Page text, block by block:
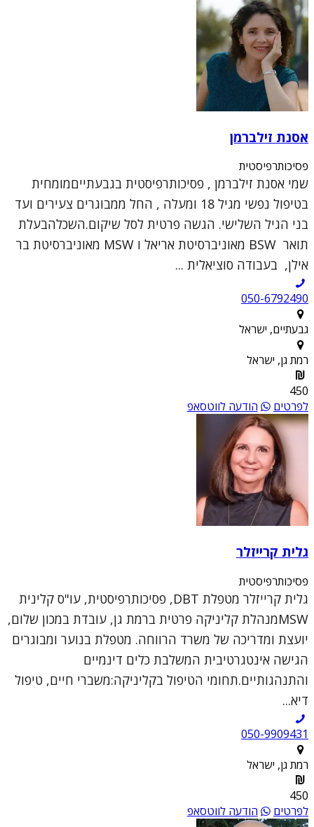
אסנת זילברמן
פסיכותרפיסטית
שמי אסנת זילברמן , פסיכותרפיסטית בגבעתייםמומחית
בטיפול נפשי מגיל 18 ומעלה , החל ממבוגרים צעירים ועד
בני הגיל השלישי. הגשה פרטית לסל שיקום.השכלהבעלת
תואר BSW מאוניברסיטת אריאל ו MSW מאוניברסיטת בר
אילן, בעבודה סוציאלית ...
050-6792490
גבעתיים, ישראל
רמת גן, ישראל
450
לפרטים
הודעה לווטסאפ
גלית קרייזלר
פסיכותרפיסטית
גלית קרייזלר מטפלת DBT, פסיכותרפיסטית, עו"ס קלינית
MSWמנהלת קליניקה פרטית ברמת גן, עובדת במכון שלום,
יועצת ומדריכה של משרד הרווחה. מטפלת בנוער ומבוגרים
הגישה אינטגרטיבית המשלבת כלים דינמיים
והתנהגותיים.תחומי הטיפול בקליניקה:משברי חיים, טיפול
דיא...
050-9909431
רמת גן, ישראל
450
לפרטים
הודעה לווטסאפ